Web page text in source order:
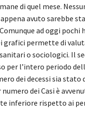
di quel mese.
avuto sarebbe
ad oggi
grafici permette di
o sociologici. Il
per l’intero periodo
dei decessi sia
dei Casi è
inferiore rispetto ai